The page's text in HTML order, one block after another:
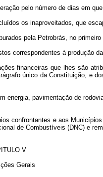
pelo número de dias em
os inaproveitados, que
pela Petrobrás, no
correspondentes à produção
financeiras que lhes são
único da Constituição, e
pavimentação de
confrontantes e aos
de Combustíveis (DNC) e
V
Gerais